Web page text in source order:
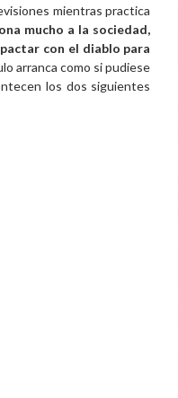
mientras practica
mucho a la sociedad,
con el diablo para
arranca como si pudiese
los dos siguientes